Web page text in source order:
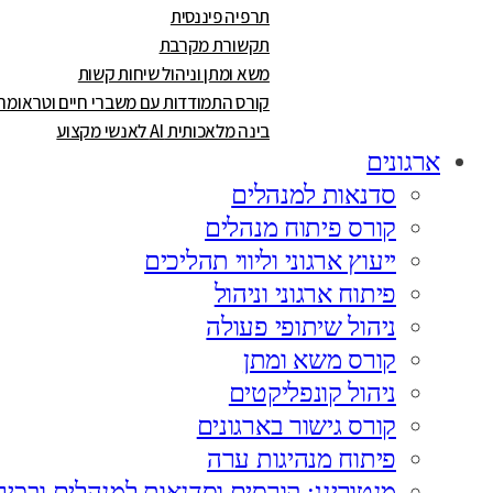
תרפיה פיננסית
תקשורת מקרבת
משא ומתן וניהול שיחות קשות
קורס התמודדות עם משברי חיים
בינה מלאכותית AI לאנשי מקצוע
ארגונים
סדנאות למנהלים
קורס פיתוח מנהלים
ייעוץ ארגוני וליווי תהליכים
פיתוח ארגוני וניהול
ניהול שיתופי פעולה
קורס משא ומתן
ניהול קונפליקטים
קורס גישור בארגונים
פיתוח מנהיגות ערה